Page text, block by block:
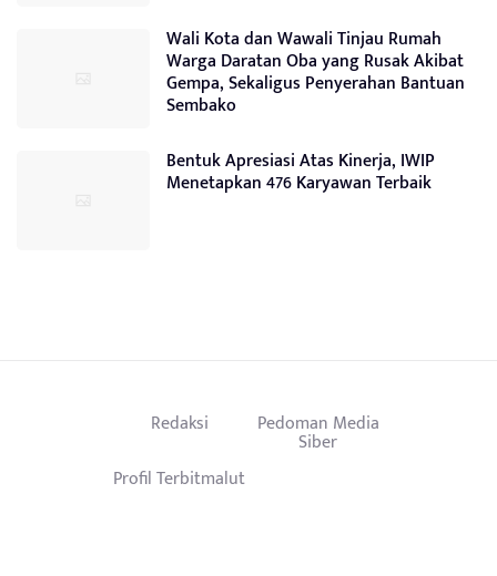
Wali Kota dan Wawali Tinjau Rumah
Warga Daratan Oba yang Rusak Akibat
Gempa, Sekaligus Penyerahan Bantuan
Sembako
Bentuk Apresiasi Atas Kinerja, IWIP
Menetapkan 476 Karyawan Terbaik
Redaksi Pedoman Media
Siber
Profil Terbitmalut